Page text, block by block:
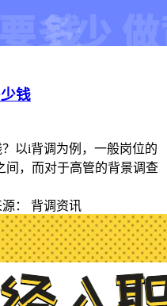
钱
以i背调为例，一般岗位的
间，而对于高管的背景调查
： 背调资讯